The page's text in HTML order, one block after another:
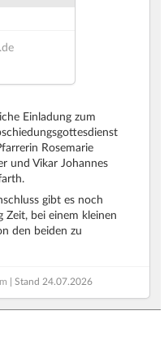
Einladung zum
Rosemarie
und Vikar Johannes
gibt es noch
Zeit, bei einem kleinen
den beiden zu
| Stand 24.07.2026